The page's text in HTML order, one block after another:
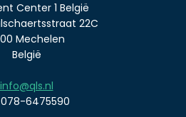
Center 1 België
22C
Mechelen
België
info@qls.nl
078-6475590